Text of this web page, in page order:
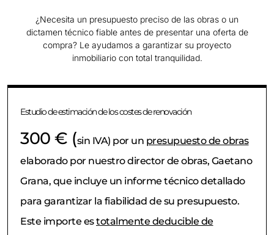
¿Necesita un presupuesto preciso de las obras o un
dictamen técnico fiable antes de presentar una oferta de
compra? Le ayudamos a garantizar su proyecto
inmobiliario con total tranquilidad.
Estudio de estimación de los costes de renovación
300 € (sin IVA) por un presupuesto de obras
elaborado por nuestro director de obras, Gaetano
Grana, que incluye un informe técnico detallado
para garantizar la fiabilidad de su presupuesto.
Este importe estotalmente deducible de